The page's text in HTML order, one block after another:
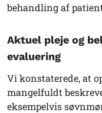
behandling af
Aktuel pleje og
evaluering
Vi konstaterede, at
mangelfuldt
eksempelvis